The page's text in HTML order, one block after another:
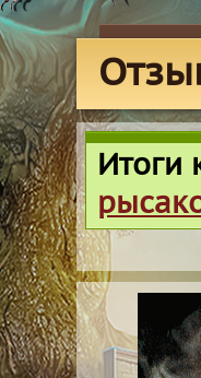
Итоги